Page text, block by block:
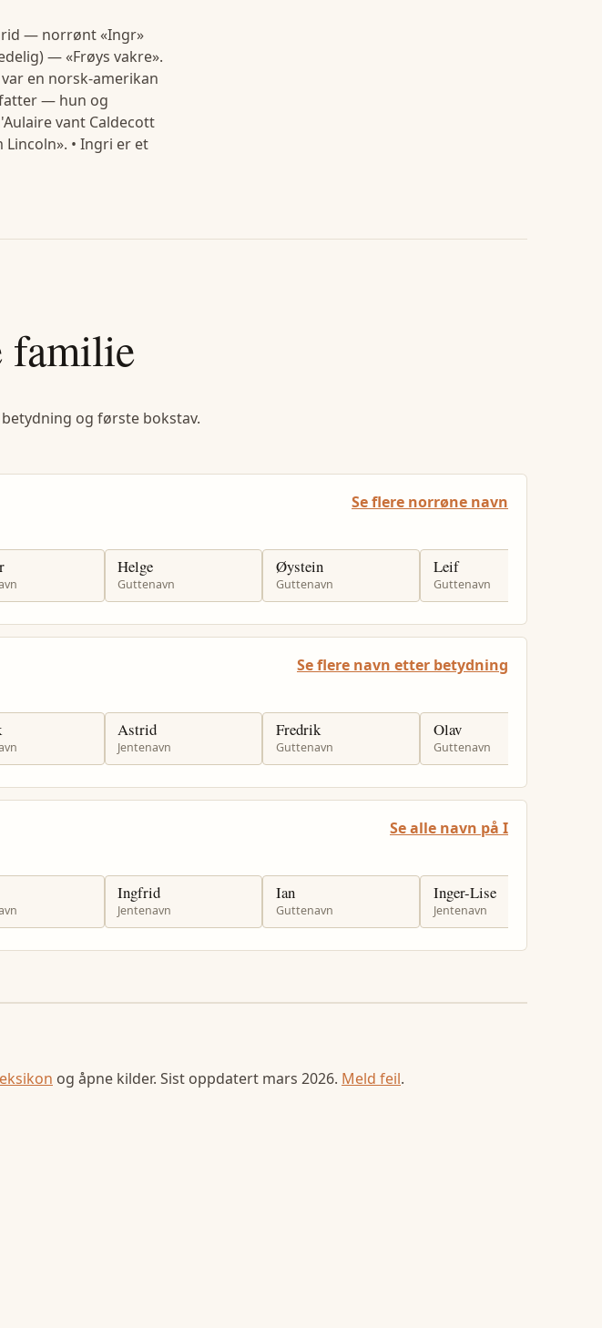
— norrønt «Ingr»
— «Frøys vakre».
en norsk-amerikan
— hun og
vant Caldecott
• Ingri er et
familie
og første bokstav.
Se flere norrøne navn
Helge
Guttenavn
Øystein
Guttenavn
Leif
Guttenavn
Se flere navn etter betydning
Astrid
Jentenavn
Fredrik
Guttenavn
Olav
Guttenavn
Se alle navn på I
Ingfrid
Jentenavn
Ian
Guttenavn
Inger-Lise
Jentenavn
og åpne kilder. Sist oppdatert mars 2026. Meld feil.